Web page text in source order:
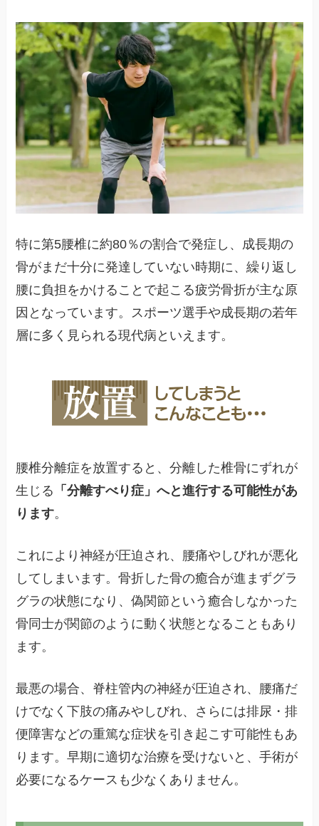
特に第5腰椎に約80％の割合で発症し、成長期の
骨がまだ十分に発達していない時期に、繰り返し
腰に負担をかけることで起こる疲労骨折が主な原
因となっています。スポーツ選手や成長期の若年
層に多く見られる現代病といえます。
腰椎分離症を放置すると、分離した椎骨にずれが
生じる 「分離すべり症」へと進行する可能性があ
ります。
これにより神経が圧迫され、腰痛やしびれが悪化
してしまいます。骨折した骨の癒合が進まずグラ
グラの状態になり、偽関節という癒合しなかった
骨同士が関節のように動く状態となることもあり
ます。
最悪の場合、脊柱管内の神経が圧迫され、腰痛だ
けでなく下肢の痛みやしびれ、さらには排尿・排
便障害などの重篤な症状を引き起こす可能性もあ
ります。早期に適切な治療を受けないと、手術が
必要になるケースも少なくありません。